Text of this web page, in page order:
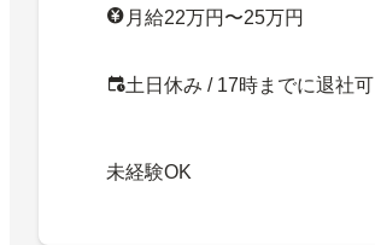
月給22万円〜25万円
土日休み / 17時までに退社可
未経験OK